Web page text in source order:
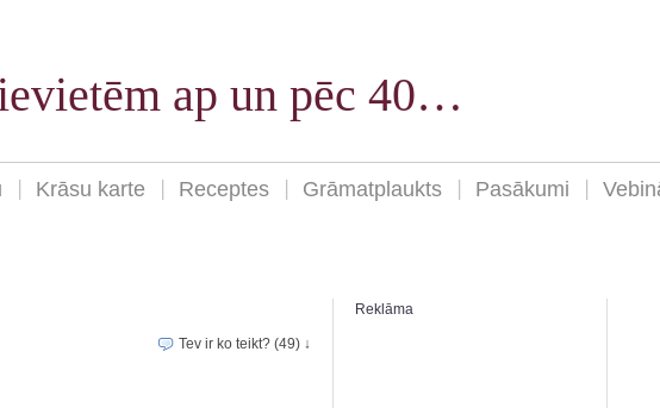
ap un pēc 40…
Krāsu karte Receptes Grāmatplaukts Pasākumi
Tev ir ko teikt? (49) ↓
Reklāma